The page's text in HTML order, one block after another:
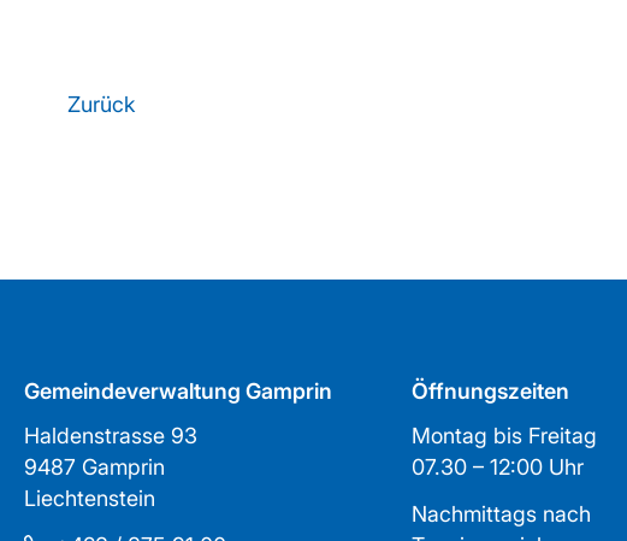
Zurück
Gemeindeverwaltung Gamprin
Haldenstrasse 93
9487 Gamprin
Liechtenstein
Öffnungszeiten
Montag bis Freitag
07.30 – 12:00 Uhr
Nachmittags nach